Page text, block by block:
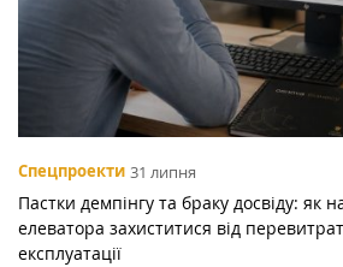
Спецпроекти 31 липня
Пастки демпінгу та браку досвіду: як
елеватора захиститися від
експлуатації